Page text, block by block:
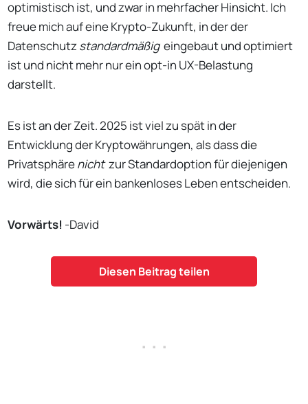
optimistisch ist, und zwar in mehrfacher Hinsicht. Ich
freue mich auf eine Krypto-Zukunft, in der der
Datenschutzstandardmäßig eingebaut und optimiert
ist und nicht mehr nur ein opt-in UX-Belastung
darstellt.
Es ist an der Zeit. 2025 ist viel zu spät in der
Entwicklung der Kryptowährungen, als dass die
Privatsphärenichtzur Standardoption für diejenigen
wird, die sich für ein bankenloses Leben entscheiden.
Vorwärts! -David
Diesen Beitrag teilen
. . .